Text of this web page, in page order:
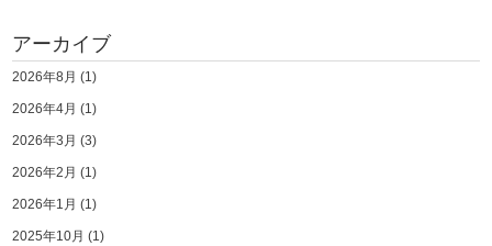
アーカイブ
2026年8月 (1)
2026年4月 (1)
2026年3月 (3)
2026年2月 (1)
2026年1月 (1)
2025年10月 (1)